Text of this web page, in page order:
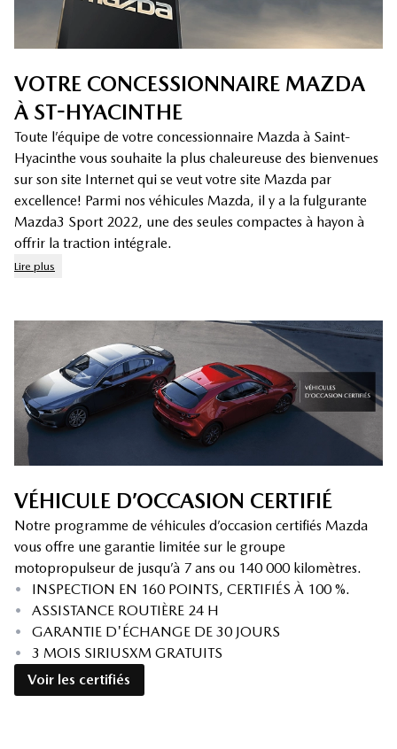
VOTRE CONCESSIONNAIRE MAZDA
À ST-HYACINTHE
Toute l’équipe de votre concessionnaire Mazda à Saint-
Hyacinthe vous souhaite la plus chaleureuse des bienvenues
sur son site Internet qui se veut votre site Mazda par
excellence! Parmi nos véhicules Mazda, il y a la fulgurante
Mazda3 Sport 2022, une des seules compactes à hayon à
offrir la traction intégrale.
Lire plus
VÉHICULE D’OCCASION CERTIFIÉ
Notre programme de véhicules d’occasion certifiés Mazda
vous offre une garantie limitée sur le groupe
motopropulseur de jusqu’à 7 ans ou 140 000 kilomètres.
•
INSPECTION EN 160 POINTS, CERTIFIÉS À 100 %.
•
ASSISTANCE ROUTIÈRE 24 H
•
GARANTIE D'ÉCHANGE DE 30 JOURS
•
3 MOIS SIRIUSXM GRATUITS
Voir les certifiés